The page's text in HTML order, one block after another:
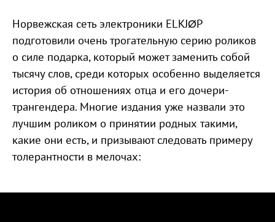
Норвежская сеть электроники ELKJØP
подготовили очень трогательную серию роликов
о силе подарка, который может заменить собой
тысячу слов, среди которых особенно выделяется
история об отношениях отца и его дочери-
трангендера. Многие издания уже назвали это
лучшим роликом о принятии родных такими,
какие они есть, и призывают следовать примеру
толерантности в мелочах: